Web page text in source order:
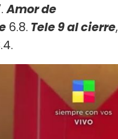
Amor de
6.8. Tele 9 al cierre,